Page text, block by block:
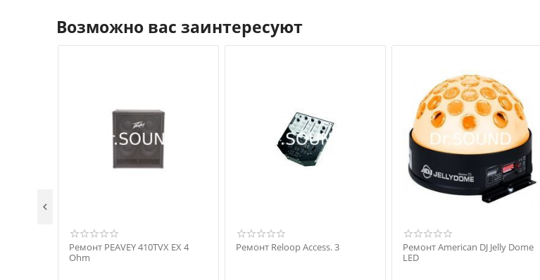
Возможно вас заинтересуют
Ремонт PEAVEY 410TVX EX 4
Ohm
Ремонт Reloop Access. 3
Ремонт American DJ Jelly Dome
LED
